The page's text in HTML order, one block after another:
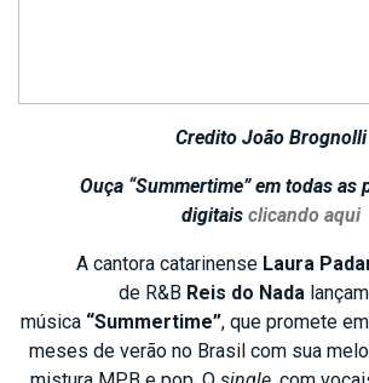
Credito João Brognolli
Ouça “Summertime” em todas as
digitais clicando aqui
A cantora catarinense Laura
de R&B Reis do Nada
música “Summertime”, que promete
meses de verão no Brasil com sua